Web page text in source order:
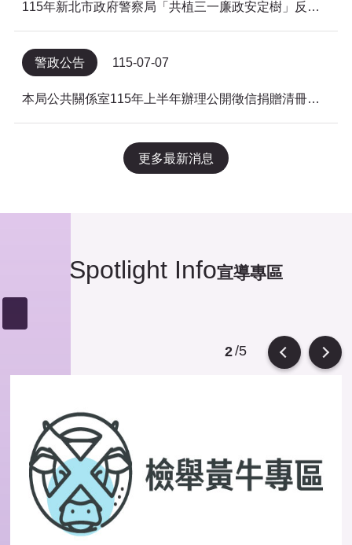
115年新北市政府警察局「共植三一廉政安定樹」反貪倡廉有獎徵答得獎名單公告
警政公告 115-07-07
本局公共關係室115年上半年辦理公開徵信捐贈清冊及明細表，依公益勸募條例公告。
更多最新消息
Spotlight Info宣導專區
2/5